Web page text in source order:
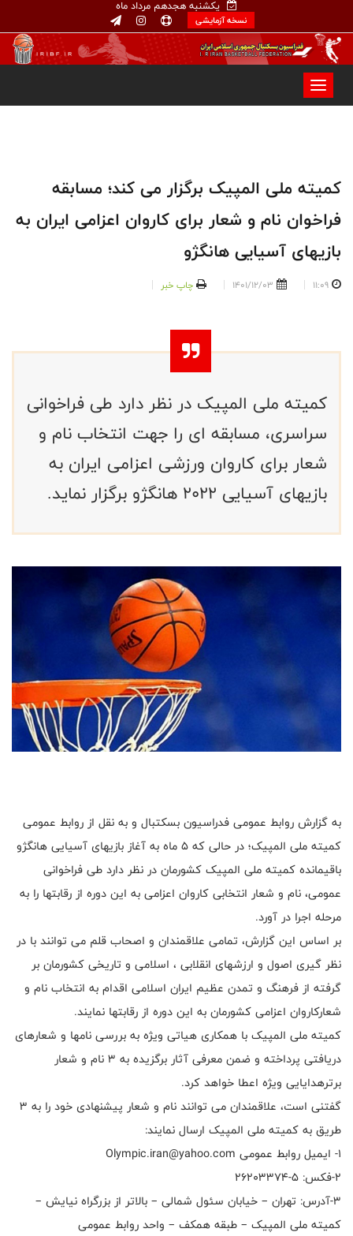
یکشنبه هجدهم مرداد ماه
نسخه آزمایشی
کمیته ملی المپیک برگزار می کند؛ مسابقه
فراخوان نام و شعار برای کاروان اعزامی ایران به
بازیهای آسیایی هانگژو
11:09
1401/12/03 چاپ خبر
کمیته ملی المپیک در نظر دارد طی فراخوانی
سراسری، مسابقه ای را جهت انتخاب نام و
شعار برای کاروان ورزشی اعزامی ایران به
بازیهای آسیایی ۲۰۲۲ هانگژو برگزار نماید.
به گزارش روابط عمومی فدراسیون بسکتبال و به نقل از روابط عمومی
کمیته ملی المپیک؛ در حالی که ۵ ماه به آغاز بازیهای آسیایی هانگژو
باقیمانده کمیته ملی المپیک کشورمان در نظر دارد طی فراخوانی
عمومی، نام و شعار انتخابی کاروان اعزامی به این دوره از رقابتها را به
مرحله اجرا در آورد.
بر اساس این گزارش، تمامی علاقمندان و اصحاب قلم می توانند با در
نظر گیری اصول و ارزشهای انقلابی ، اسلامی و تاریخی کشورمان بر
گرفته از فرهنگ و تمدن عظیم ایران اسلامی اقدام به انتخاب نام و
شعارکاروان اعزامی کشورمان به این دوره از رقابتها نمایند.
کمیته ملی المپیک با همکاری هیاتی ویژه به بررسی نامها و شعارهای
دریافتی پرداخته و ضمن معرفی آثار برگزیده به ۳ نام و شعار
برترهدایایی ویژه اعطا خواهد کرد.
گفتنی است، علاقمندان می توانند نام و شعار پیشنهادی خود را به ۳
طریق به کمیته ملی المپیک ارسال نمایند:
1- ایمیل روابط عمومی Olympic.iran@yahoo.com
۲-فکس: ۵-۲۶۲۰۳۳۷۴
۳-آدرس: تهران – خیابان سئول شمالی – بالاتر از بزرگراه نیایش –
کمیته ملی المپیک – طبقه همکف – واحد روابط عمومی